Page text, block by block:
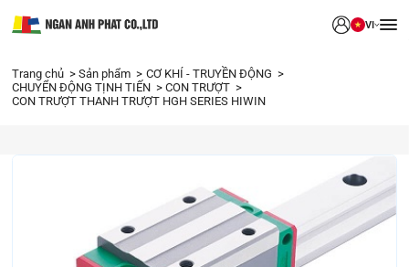
VI
Trang chủ Sản phẩm
CƠ KHÍ - TRUYỀN ĐỘNG
CHUYỂN ĐỘNG TỊNH TIẾN
CON TRƯỢT
CON TRƯỢT THANH TRƯỢT HGH SERIES HIWIN